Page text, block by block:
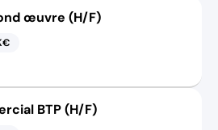
œuvre (H/F)
BTP (H/F)